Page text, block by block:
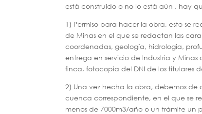
está construido o no lo está aún , hay
1) Permiso para hacer la obra, esto se
de Minas en el que se redactan las
coordenadas, geología, hidrologia,
entrega en servicio de Industria y
finca, fotocopia del DNI de los titulares
2) Una vez hecha la obra, debemos
cuenca correspondiente, en el que se
menos de 7000m3/año o un trámite un